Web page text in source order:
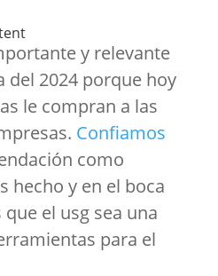
y relevante
del 2024 porque hoy
le compran a las
Confiamos
como
hecho y en el boca
el usg sea una
para el